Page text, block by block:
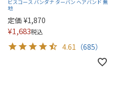
ビスコース バンダナ ターバン ヘアバンド 無
地
定価 ¥1,870
¥1,683税込
4.61 （685）